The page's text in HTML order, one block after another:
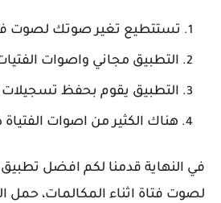
تستتطيع تغير صوتك لصوت
التطبيق مجاني واصوات
التطبيق يقوم بحفظ تسجيلات
هناك الكثير من اصوات
في النهاية قدمنا لكم افضل
لصوت فتاة اثناء المكالمات، حمل